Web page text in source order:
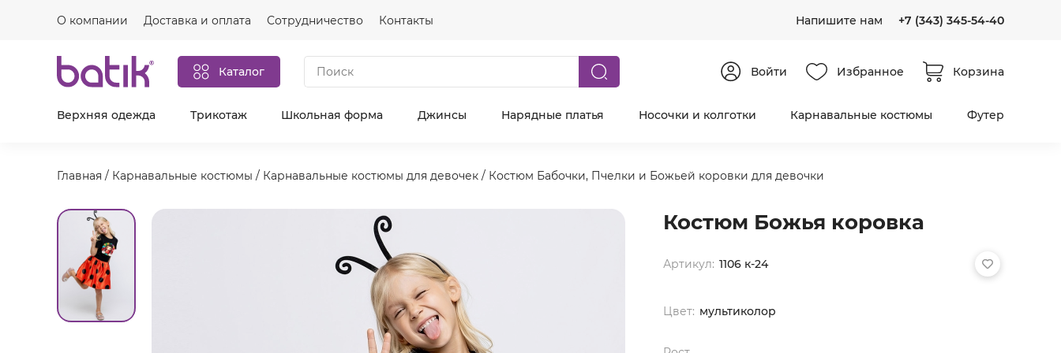
О компании Доставка и оплата Сотрудничество Контакты Напишите нам +7 (343) 345-54-40
Каталог Войти Избранное Корзина
Верхняя одежда Трикотаж Школьная форма Джинсы Нарядные платья Носочки и колготки Карнавальные костюмы Футер
Главная / Карнавальные костюмы / Карнавальные костюмы для девочек / Костюм Бабочки, Пчелки и Божьей коровки для девочки
Костюм Божья коровка
Артикул: 1106 к-24
Цвет: мультиколор